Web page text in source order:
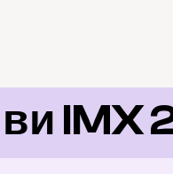
IMX